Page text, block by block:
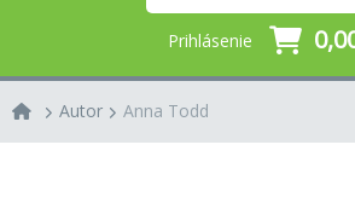
Prihlásenie
Autor Anna Todd